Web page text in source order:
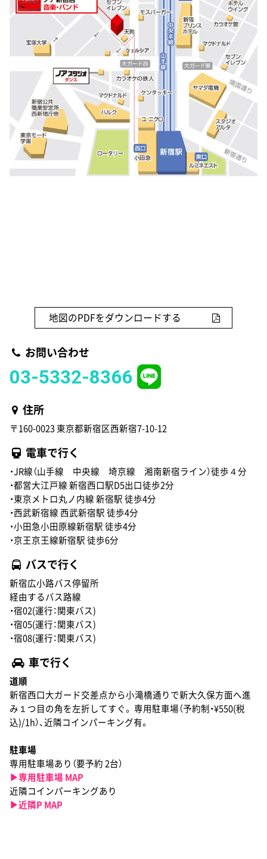
地図のPDFをダウンロードする
お問い合わせ
03-5332-8366
住所
〒160-0023 東京都新宿区西新宿7-10-12
電車で行く
・JR線（山手線 中央線 埼京線 湘南新宿ライン）徒歩４分
・都営大江戸線 新宿西口駅D5出口徒歩2分
・東京メトロ丸ノ内線 新宿駅 徒歩4分
・西武新宿線 西武新宿駅 徒歩4分
・小田急小田原線新宿駅 徒歩4分
・京王京王線新宿駅 徒歩6分
バスで行く
新宿広小路バス停留所
経由するバス路線
・宿02(運行：関東バス)
・宿05(運行：関東バス)
・宿08(運行：関東バス)
車で行く
道順
新宿西口大ガード交差点から小滝橋通りで新大久保方面へ進
み１つ目の角を左折してすぐ。 専用駐車場（予約制・¥550(税
込)/1h）、近隣コインパーキング有。
駐車場
専用駐車場あり（要予約 2台）
▶︎専用駐車場 MAP
近隣コインパーキングあり
▶︎近隣P MAP